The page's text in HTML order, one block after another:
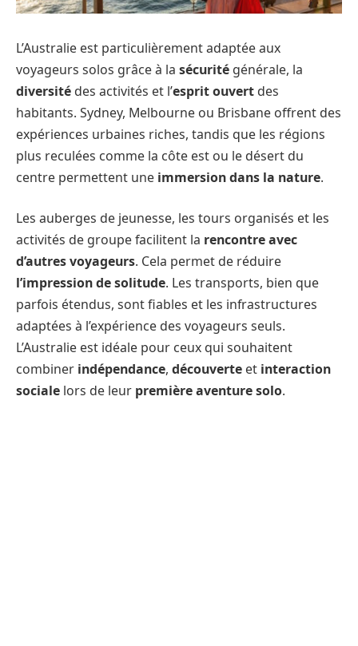
L’Australie est particulièrement adaptée aux
voyageurs solos grâce à la sécurité générale, la
diversité des activités et l’esprit ouvert des
habitants. Sydney, Melbourne ou Brisbane offrent des
expériences urbaines riches, tandis que les régions
plus reculées comme la côte est ou le désert du
centre permettent une immersion dans la nature.
Les auberges de jeunesse, les tours organisés et les
activités de groupe facilitent la rencontre avec
d’autres voyageurs. Cela permet de réduire
l’impression de solitude. Les transports, bien que
parfois étendus, sont fiables et les infrastructures
adaptées à l’expérience des voyageurs seuls.
L’Australie est idéale pour ceux qui souhaitent
combiner indépendance, découverte et interaction
sociale lors de leur première aventure solo.